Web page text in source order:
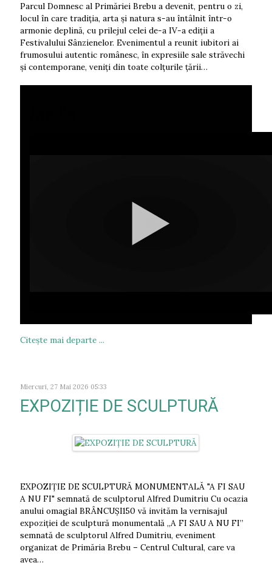
Parcul Domnesc al Primăriei Brebu a devenit, pentru o zi,
locul în care tradiția, arta și natura s-au întâlnit într-o
armonie deplină, cu prilejul celei de-a IV-a ediții a
Festivalului Sânzienelor. Evenimentul a reunit iubitori ai
frumosului autentic românesc, în expresiile sale străvechi
și contemporane, veniți din toate colțurile țării…
Citeşte mai departe ...
Miercuri, 27 Mai 2026 05:33
EXPOZIȚIE DE SCULPTURĂ
EXPOZIȚIE DE SCULPTURĂ MONUMENTALĂ "A FI SAU
A NU FI" semnată de sculptorul Alfred Dumitriu Cu ocazia
anului omagial BRÂNCUȘI150 vă invităm la vernisajul
expoziției de sculptură monumentală „A FI SAU A NU FI”
semnată de sculptorul Alfred Dumitriu, eveniment
organizat de Primăria Brebu – Centrul Cultural, care va
avea…